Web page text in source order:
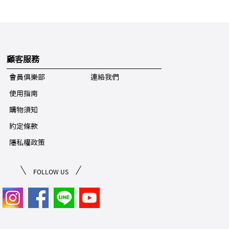
顧客服務
會員俱樂部
使用指南
購物須知
約定條款
隱私權政策
連絡我們
FOLLOW US